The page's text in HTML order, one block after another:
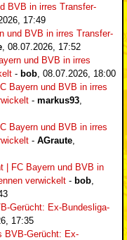
BVB in irres Transfer-
17:49
und BVB in irres Transfer-
08.07.2026, 17:52
und BVB in irres
- bob 08.07.2026, 18:00
Bayern und BVB in irres
- markus93
Bayern und BVB in irres
- AGraute
| FC Bayern und BVB in
verwickelt - bob
Gerücht: Ex-Bundesliga-
17:35
BVB-Gerücht: Ex-